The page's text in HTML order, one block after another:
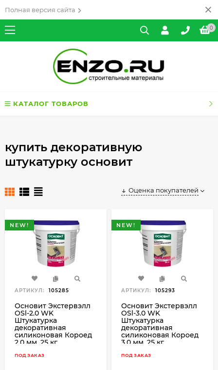
Полная версия сайта
0
КАТАЛОГ ТОВАРОВ
купить декоративную
штукатурку основит
Оценка покупателей
NEW!
АРТИКУЛ: 105285
Основит Экстервэлл
OSl-2.0 WK
Штукатурка
декоративная
силиконовая Короед
2,0 мм, 25 кг.
ПОД ЗАКАЗ
NEW!
АРТИКУЛ: 105293
Основит Экстервэлл
OSl-3.0 WK
Штукатурка
декоративная
силиконовая Короед
3,0 мм, 25 кг.
ПОД ЗАКАЗ